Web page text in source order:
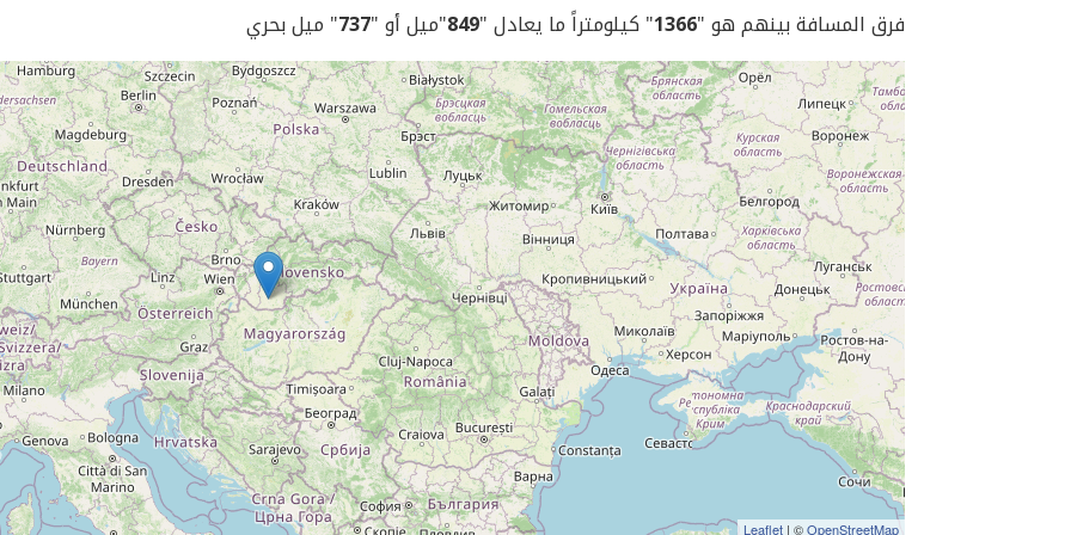
فرق المسافة بينهم هو "1366" كيلومتراً ما يعادل "849"ميل أو "737" ميل بحري
Leaflet | ©OpenStreetMap